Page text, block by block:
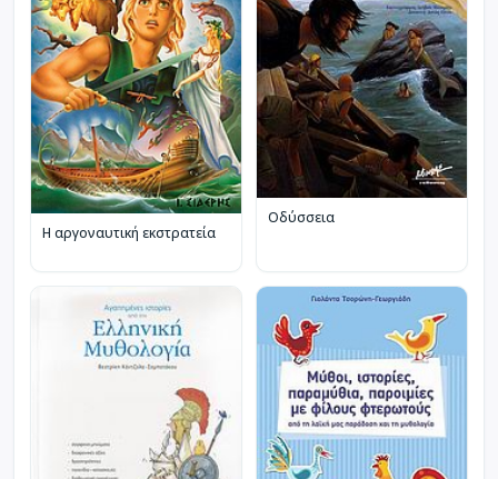
Η αργοναυτική εκστρατεία
Οδύσσεια